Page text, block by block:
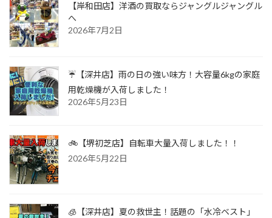
【岸和田店】洋酒の買取ならジャングルジャングル
へ
2026年7月2日
☔【深井店】雨の日の強い味方！大容量6kgの家庭
用乾燥機が入荷しました！
2026年5月23日
🚲【堺初芝店】自転車大量入荷しました！！
2026年5月22日
🧊【深井店】夏の救世主！話題の「水冷ベスト」